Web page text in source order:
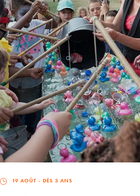
19 AOÛT - DÈS 3 ANS